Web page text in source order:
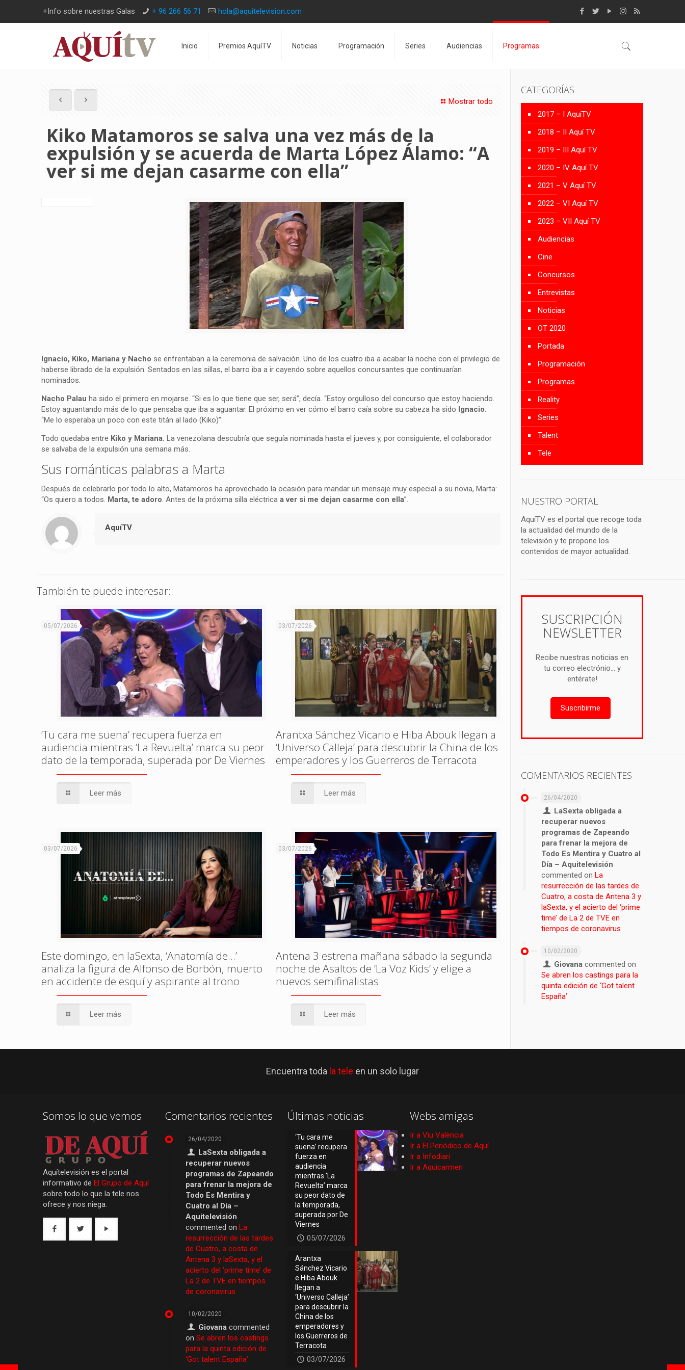
+Info sobre nuestras Galas + 96 266 56 71 hola@aquitelevision.com
Inicio Premios AquíTV Noticias Programación Series Audiencias Programas
Mostrar todo
Kiko Matamoros se salva una vez más de la
expulsión y se acuerda de Marta López Álamo: “A
ver si me dejan casarme con ella”
Ignacio, Kiko, Mariana y Nacho se enfrentaban a la ceremonia de salvación. Uno de los cuatro iba a acabar la noche con el privilegio de
haberse librado de la expulsión. Sentados en las sillas, el barro iba a ir cayendo sobre aquellos concursantes que continuarían
nominados.
Nacho Palau ha sido el primero en mojarse. “Si es lo que tiene que ser, será”, decía. “Estoy orgulloso del concurso que estoy haciendo.
Estoy aguantando más de lo que pensaba que iba a aguantar. El próximo en ver cómo el barro caía sobre su cabeza ha sido Ignacio:
“Me lo esperaba un poco con este titán al lado (Kiko)”.
Todo quedaba entre Kiko y Mariana.La venezolana descubría que seguía nominada hasta el jueves y, por consiguiente, el colaborador
se salvaba de la expulsión una semana más.
Sus románticas palabras a Marta
Después de celebrarlo por todo lo alto, Matamoros ha aprovechado la ocasión para mandar un mensaje muy especial a su novia, Marta:
“Os quiero a todos. Marta, te adoro. Antes de la próxima silla eléctricaa ver si me dejan casarme con ella”.
AquíTV
También te puede interesar:
05/07/2026
‘Tu cara me suena’ recupera fuerza en
audiencia mientras ‘La Revuelta’ marca su peor
dato de la temporada, superada por De Viernes
Leer más
03/07/2026
Arantxa Sánchez Vicario e Hiba Abouk llegan a
‘Universo Calleja’ para descubrir la China de los
emperadores y los Guerreros de Terracota
Leer más
03/07/2026
Este domingo, en laSexta, ‘Anatomía de…’
analiza la figura de Alfonso de Borbón, muerto
en accidente de esquí y aspirante al trono
Leer más
03/07/2026
Antena 3 estrena mañana sábado la segunda
noche de Asaltos de ‘La Voz Kids’ y elige a
nuevos semifinalistas
Leer más
CATEGORÍAS
2017 – I AquíTV
2018 – II Aquí TV
2019 – III Aquí TV
2020 – IV Aquí TV
2021 – V Aquí TV
2022 – VI Aquí TV
2023 – VII Aquí TV
Audiencias
Cine
Concursos
Entrevistas
Noticias
OT 2020
Portada
Programación
Programas
Reality
Series
Talent
Tele
NUESTRO PORTAL
AquíTV es el portal que recoge toda
la actualidad del mundo de la
televisión y te propone los
contenidos de mayor actualidad.
SUSCRIPCIÓN
NEWSLETTER
Recibe nuestras noticias en
tu correo electrónio... y
entérate!
Suscribirme
COMENTARIOS RECIENTES
26/04/2020
LaSexta obligada a
recuperar nuevos
programas de Zapeando
para frenar la mejora de
Todo Es Mentira y Cuatro al
Día – Aquitelevisión
commented onLa
resurrección de las tardes de
Cuatro, a costa de Antena 3 y
laSexta, y el acierto del ‘prime
time’ de La 2 de TVE en
tiempos de coronavirus
10/02/2020
Giovana commented on
Se abren los castings para la
quinta edición de ‘Got talent
España’
Encuentra toda la tele en un solo lugar
Somos lo que vemos
Aquítelevisión es el portal
informativo de El Grupo de Aquí
sobre todo lo que la tele nos
ofrece y nos niega.
Comentarios recientes
26/04/2020
LaSexta obligada a
recuperar nuevos
programas de Zapeando
para frenar la mejora de
Todo Es Mentira y
Cuatro al Día –
Aquitelevisión
commented on La
resurrección de las tardes
de Cuatro, a costa de
Antena 3 y laSexta, y el
acierto del ‘prime time’ de
La 2 de TVE en tiempos
de coronavirus
10/02/2020
Giovana commented
on Se abren los castings
para la quinta edición de
‘Got talent España’
Últimas noticias
‘Tu cara me
suena’ recupera
fuerza en
audiencia
mientras ‘La
Revuelta’ marca
su peor dato de
la temporada,
superada por De
Viernes
05/07/2026
Arantxa
Sánchez Vicario
e Hiba Abouk
llegan a
‘Universo Calleja’
para descubrir la
China de los
emperadores y
los Guerreros de
Terracota
03/07/2026
Webs amigas
Ir a Viu València
Ir a El Periódico de Aquí
Ir a Infodiari
Ir a Aquicarmen